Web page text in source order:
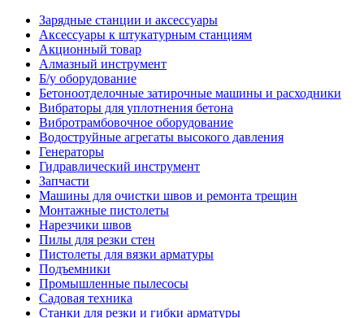
Зарядные станции и аксессуары
Аксессуары к штукатурным станциям
Акционный товар
Алмазный инструмент
Б/у оборудование
Бетоноотделочные затирочные машины и расходники
Вибраторы для уплотнения бетона
Вибротрамбовочное оборудование
Водоструйные агрегаты высокого давления
Генераторы
Гидравлический инструмент
Запчасти
Машины для очистки швов и ремонта трещин
Монтажные пистолеты
Нарезчики швов
Пилы для резки стен
Пистолеты для вязки арматуры
Подъемники
Промышленные пылесосы
Садовая техника
Станки для резки и гибки арматуры